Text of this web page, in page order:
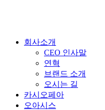
회사소개
CEO 인사말
연혁
브랜드 소개
오시는 길
카시오페아
오아시스